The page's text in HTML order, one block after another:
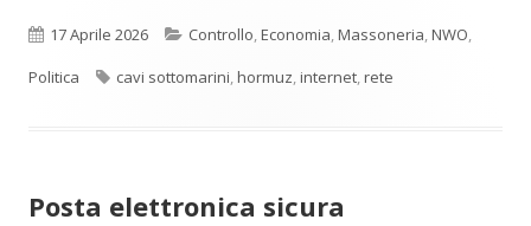
Pubblicato
17 Aprile 2026 Categorie
Controllo,Economia,Massoneria,NWO,
Politica
Tag
cavi sottomarini,hormuz,internet,rete
Posta elettronica sicura